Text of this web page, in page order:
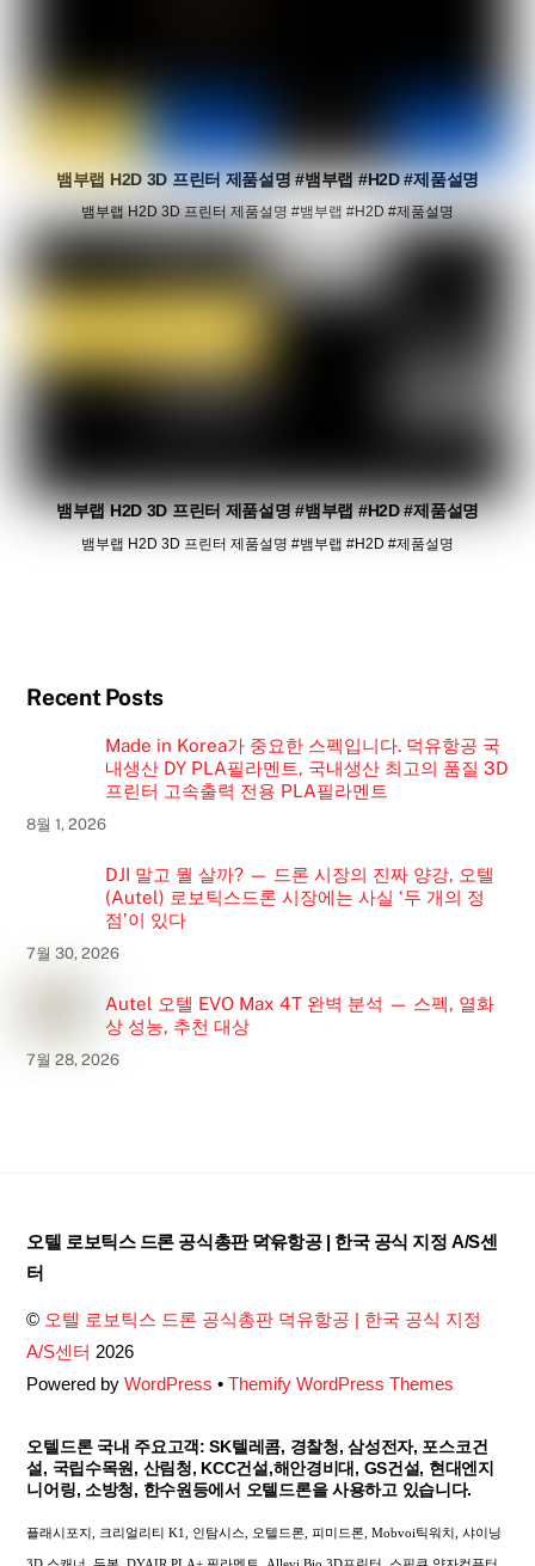
뱀부랩 H2D 3D 프린터 제품설명 #뱀부랩 #H2D #제품설명
뱀부랩 H2D 3D 프린터 제품설명 #뱀부랩 #H2D #제품설명
뱀부랩 H2D 3D 프린터 제품설명 #뱀부랩 #H2D #제품설명
뱀부랩 H2D 3D 프린터 제품설명 #뱀부랩 #H2D #제품설명
Recent Posts
Made in Korea가 중요한 스펙입니다. 덕유항공 국
내생산 DY PLA필라멘트, 국내생산 최고의 품질 3D
프린터 고속출력 전용 PLA필라멘트
8월 1, 2026
DJI 말고 뭘 살까? — 드론 시장의 진짜 양강, 오텔
(Autel) 로보틱스드론 시장에는 사실 ‘두 개의 정
점’이 있다
7월 30, 2026
Autel 오텔 EVO Max 4T 완벽 분석 — 스펙, 열화
상 성능, 추천 대상
7월 28, 2026
Back
오텔 로보틱스 드론 공식총판 덕유항공 | 한국 공식 지정 A/S센
터
© 오텔 로보틱스 드론 공식총판 덕유항공 | 한국 공식 지정
A/S센터 2026
Powered byWordPress •Themify WordPress Themes
오텔드론 국내 주요고객: SK텔레콤, 경찰청, 삼성전자, 포스코건
설, 국립수목원, 산림청, KCC건설,해안경비대, GS건설, 현대엔지
니어링, 소방청, 한수원등에서 오텔드론을 사용하고 있습니다.
플래시포지, 크리얼리티 K1, 인탐시스, 오텔드론, 피미드론, Mobvoi틱워치, 샤이닝